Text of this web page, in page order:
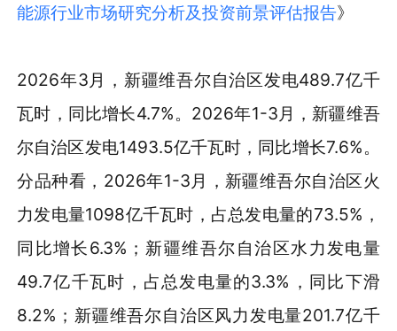
能源行业市场研究分析及投资前景评估报告》
2026年3月，新疆维吾尔自治区发电489.7亿千
瓦时，同比增长4.7%。2026年1-3月，新疆维吾
尔自治区发电1493.5亿千瓦时，同比增长7.6%。
分品种看，2026年1-3月，新疆维吾尔自治区火
力发电量1098亿千瓦时，占总发电量的73.5%，
同比增长6.3%；新疆维吾尔自治区水力发电量
49.7亿千瓦时，占总发电量的3.3%，同比下滑
8.2%；新疆维吾尔自治区风力发电量201.7亿千